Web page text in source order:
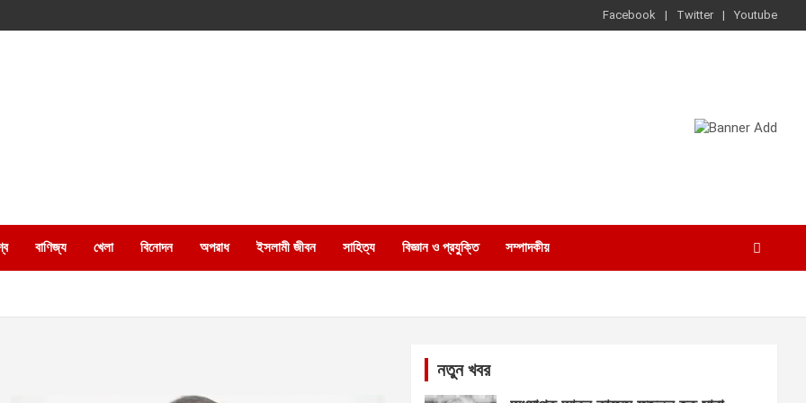
Facebook Twitter Youtube
বাণিজ্য খেলা বিনোদন অপরাধ ইসলামী জীবন সাহিত্য বিজ্ঞান ও প্রযুক্তি সম্পাদকীয়
নতুন খবর